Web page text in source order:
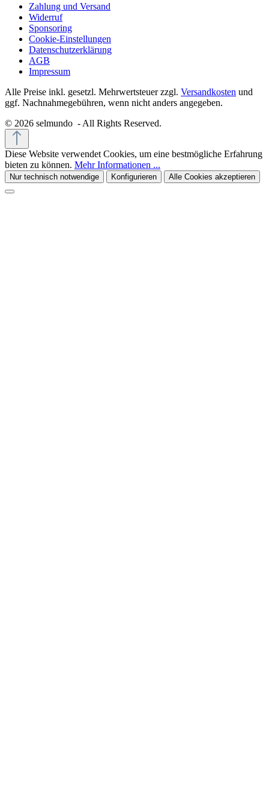
Zahlung und Versand
Widerruf
Sponsoring
Cookie-Einstellungen
Datenschutzerklärung
AGB
Impressum
Alle Preise inkl. gesetzl. Mehrwertsteuer zzgl. Versandkosten und
ggf. Nachnahmegebühren, wenn nicht anders angegeben.
© 2026 selmundo - All Rights Reserved.
Diese Website verwendet Cookies, um eine bestmögliche Erfahrung
bieten zu können. Mehr Informationen ...
Nur technisch notwendige Konfigurieren Alle Cookies akzeptieren